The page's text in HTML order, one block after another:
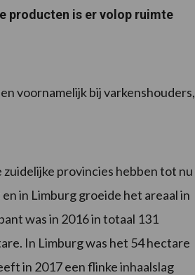
producten is er volop ruimte
voornamelijk bij varkenshouders,
provincies hebben tot nu
in Limburg groeide het areaal in
was in 2016 in totaal 131
In Limburg was het 54 hectare
in 2017 een flinke inhaalslag